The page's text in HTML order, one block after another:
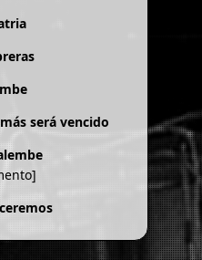
será vencido